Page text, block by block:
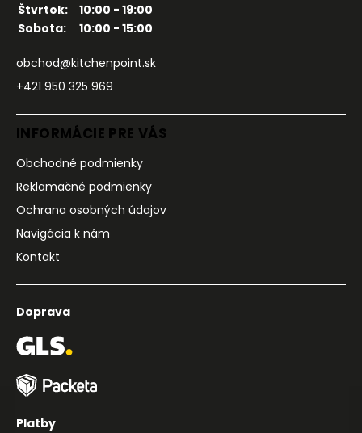
Štvrtok:
10:00 - 19:00
Sobota:
10:00 - 15:00
obchod@kitchenpoint.sk
+421 950 325 969
INFORMÁCIE PRE VÁS
Obchodné podmienky
Reklamačné podmienky
Ochrana osobných údajov
Navigácia k nám
Kontakt
Doprava
Platby